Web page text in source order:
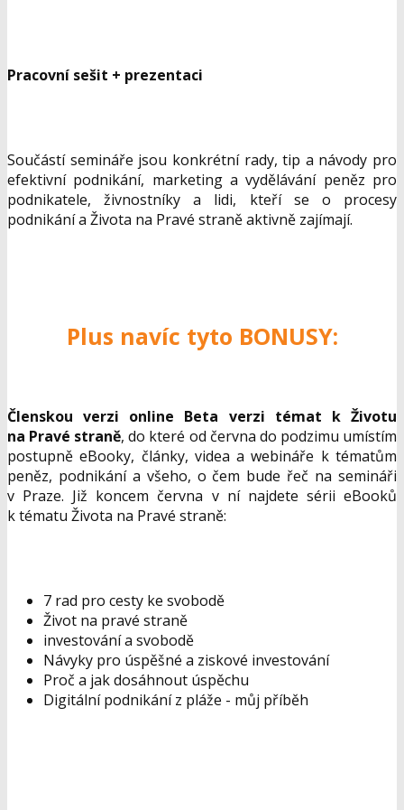
Pracovní sešit + prezentaci
Součástí semináře jsou konkrétní rady, tip a návody pro
efektivní podnikání, marketing a vydělávání peněz pro
podnikatele, živnostníky a lidi, kteří se o procesy
podnikání a Života na Pravé straně aktivně zajímají.
Plus navíc tyto BONUSY:
Členskou verzi online Beta verzi témat k Životu
na Pravé straně, do které od června do podzimu umístím
postupně eBooky, články, videa a webináře k tématům
peněz, podnikání a všeho, o čem bude řeč na semináři
v Praze. Již koncem června v ní najdete sérii eBooků
k tématu Života na Pravé straně:
7 rad pro cesty ke svobodě
Život na pravé straně
investování a svobodě
Návyky pro úspěšné a ziskové investování
Proč a jak dosáhnout úspěchu
Digitální podnikání z pláže - můj příběh